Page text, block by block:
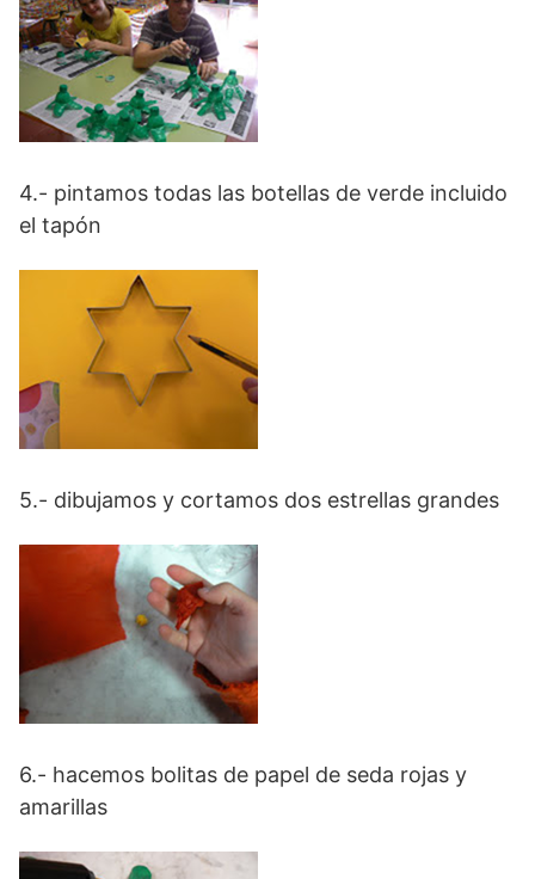
4.- pintamos todas las botellas de verde incluido
el tapón
5.- dibujamos y cortamos dos estrellas grandes
6.- hacemos bolitas de papel de seda rojas y
amarillas